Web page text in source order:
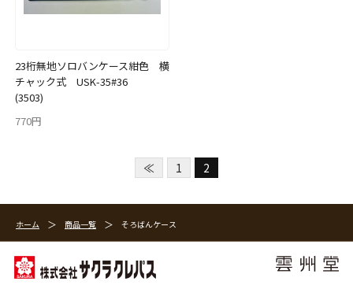
23桁無地ソロバンケース紺色 横
チャック式 USK-35#36
(3503)
770円
≪ 1 2
ホーム 商品一覧 そろばんケース